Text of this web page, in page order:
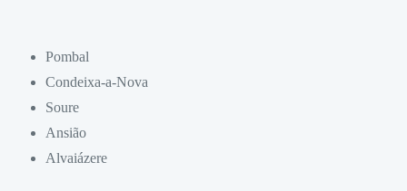
Pombal
Condeixa-a-Nova
Soure
Ansião
Alvaiázere